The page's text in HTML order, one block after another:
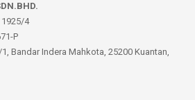
1925/4
P
Bandar Indera Mahkota, 25200 Kuantan,